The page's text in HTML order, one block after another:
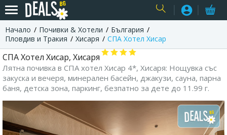
Начало Почивки & Хотели
България
Пловдив и Тракия
Хисаря СПА Хотел Хисар
СПА Хотел Хисар, Хисаря
Лятна почивка в СПА хотел Хисар 4*, Хисаря: Нощувка със
закуска и вечеря, минерален басейн, джакузи, сауна, парна
баня, детска зона, паркинг, безпатно за дете до 11.99 г.